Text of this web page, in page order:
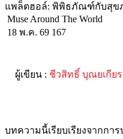
แพล็ตฮอล์: พิพิธภัณฑ์กับสุข
Muse Around The World
18 พ.ค. 69 167
ผู้เขียน : ชีวสิทธิ์ บุณยเกีย
บทความนี้เรียบเรียงจากกา